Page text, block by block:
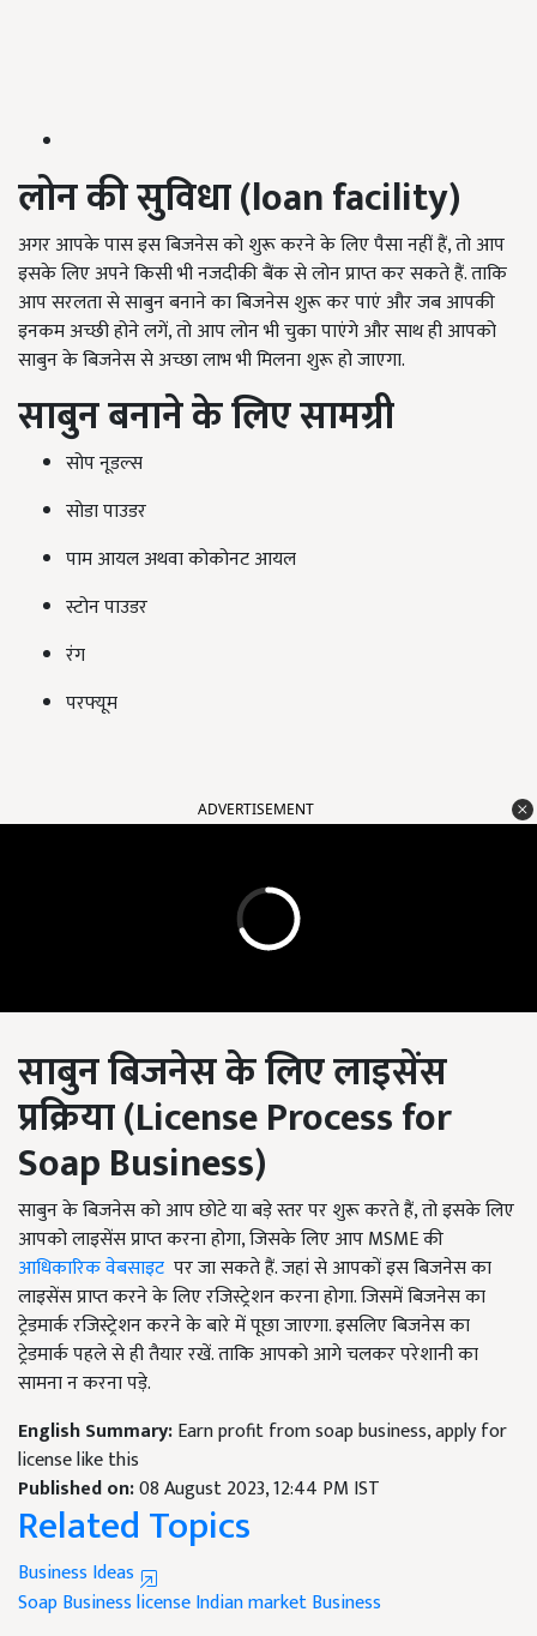
लोन की सुविधा(loan facility)
अगर आपके पास इस बिजनेस को शुरू करने के लिए पैसा नहीं हैं, तो आप
इसके लिए अपने किसी भी नजदीकी बैंक से लोन प्राप्त कर सकते हैं. ताकि
आप सरलता से साबुन बनाने का बिजनेस शुरू कर पाएं और जब आपकी
इनकम अच्छी होने लगें, तो आप लोन भी चुका पाएंगे और साथ ही आपको
साबुन के बिजनेस से अच्छा लाभ भी मिलना शुरू हो जाएगा.
साबुन बनाने के लिए सामग्री
सोप नूडल्स
सोडा पाउडर
पाम आयल अथवा कोकोनट आयल
स्टोन पाउडर
रंग
परफ्यूम
ADVERTISEMENT
साबुन बिजनेस के लिए लाइसेंस
प्रक्रिया(License Process for
Soap Business)
साबुन के बिजनेस को आप छोटे या बड़े स्तर पर शुरू करते हैं, तो इसके लिए
आपको लाइसेंस प्राप्त करना होगा, जिसके लिए आप MSME की
आधिकारिक वेबसाइट पर जा सकते हैं. जहां से आपकों इस बिजनेस का
लाइसेंस प्राप्त करने के लिए रजिस्ट्रेशन करना होगा. जिसमें बिजनेस का
ट्रेडमार्क रजिस्ट्रेशन करने के बारे में पूछा जाएगा. इसलिए बिजनेस का
ट्रेडमार्क पहले से ही तैयार रखें. ताकि आपको आगे चलकर परेशानी का
सामना न करना पड़े.
English Summary:Earn profit from soap business, apply for
license like this
Published on:08 August 2023, 12:44 PM IST
Related Topics
Business Ideas
Soap BusinesslicenseIndian marketBusiness